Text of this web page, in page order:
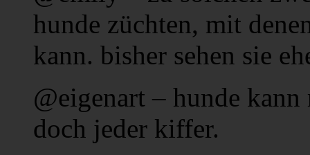
hunde züchten, mit
kann. bisher sehen sie
@eigenart – hunde
doch jeder kiffer.